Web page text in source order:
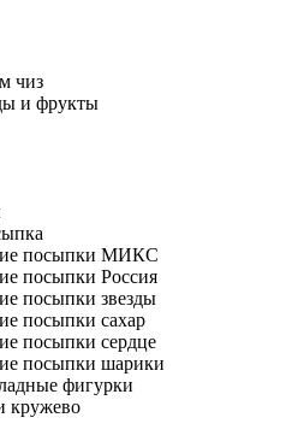
чиз
и фрукты
посыпки МИКС
посыпки Россия
посыпки звезды
посыпки сахар
посыпки сердце
посыпки шарики
фигурки
кружево